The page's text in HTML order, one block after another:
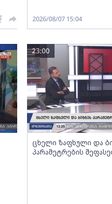
2026/08/07 15:04
ცხელი ზაფხული და
პარამეტრების
23:00